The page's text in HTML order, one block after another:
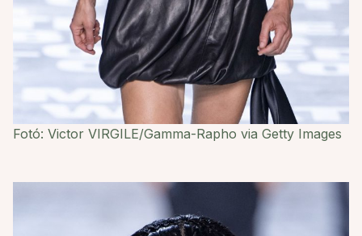
Fotó: Victor VIRGILE/Gamma-Rapho via Getty Images